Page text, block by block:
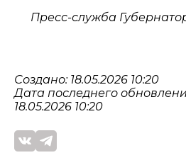
Пресс-служба
Создано: 18.05.2026 10:20
Дата последнего
18.05.2026 10:20